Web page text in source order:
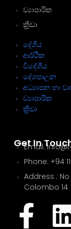
Get In
Email:
Phone: +94
Address : No
Colombo 14
ව්‍යාපාරික
ක්‍රීඩා
දේශීය
ආර්ථික
විදේශීය
දේශපාලන
අධ්‍යාපන හා
ව්‍යාපාරික
ක්‍රීඩා